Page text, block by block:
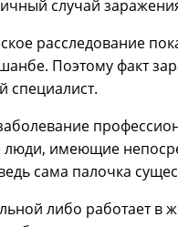
случай
расследование
Поэтому факт
специалист.
люди, имеющие
сама палочка
либо работает в